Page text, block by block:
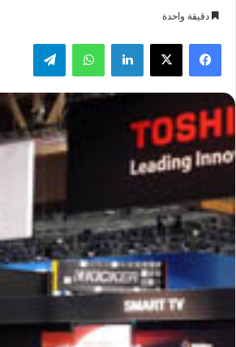
دقيقة واحدة
فيسبوك لينكدإن واتساب